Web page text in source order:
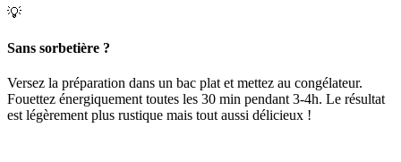
💡
Sans sorbetière ?
Versez la préparation dans un bac plat et mettez au congélateur.
Fouettez énergiquement toutes les 30 min pendant 3-4h. Le résultat
est légèrement plus rustique mais tout aussi délicieux !